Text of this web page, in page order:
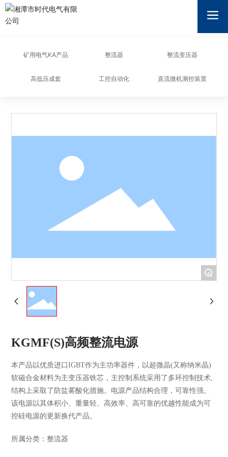
湘潭市时代电气有限公司
矿用电气KA产品 整流器 整流变压器
高低压成套 工控自动化 直流微机测控装置
+
KGMF(S)高频整流电源
本产品以优质进口IGBT作为主功率器件，以超微晶(又称纳米晶)
软磁合金材料为主变压器铁芯，主控制系统采用了多环控制技术,
结构上采取了防盐雾酸化措施。电源产品结构合理，可靠性强。
该电源以其体积小、重量轻、高效率、高可靠的优越性能成为可
控硅电源的更新换代产品。
所属分类：整流器